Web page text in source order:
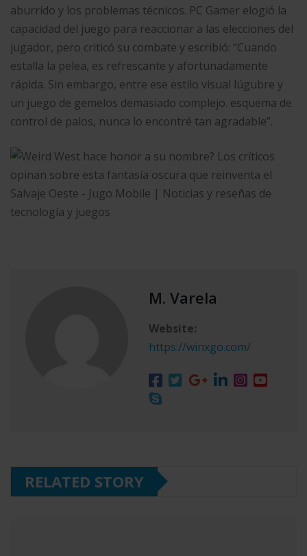
aburrido y los problemas técnicos. PC Gamer elogió la
capacidad del juego para reaccionar a las elecciones del
jugador, pero criticó su combate y escribió: “Cuando
estalla la pelea, es refrescante y afortunadamente
rápida. Sin embargo, entre ese estilo visual lúgubre y
un juego de gemelos demasiado complejo. esquema de
control de palos, nunca lo encontré tan agradable”.
M. Varela
Website:
https://winxgo.com/
RELATED STORY